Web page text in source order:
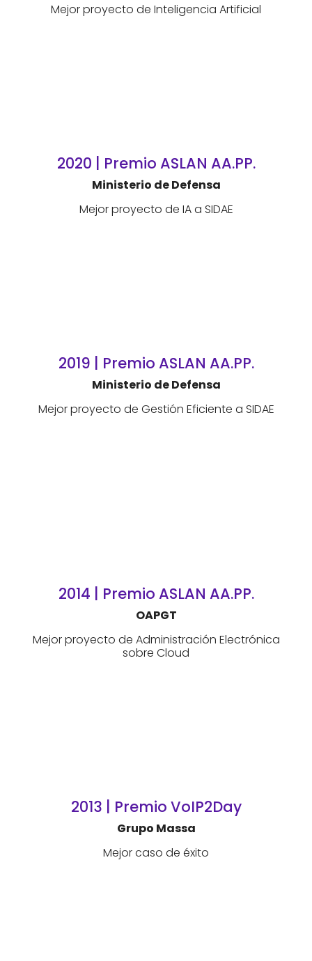
Mejor proyecto de Inteligencia Artificial
2020 | Premio ASLAN AA.PP.
Ministerio de Defensa
Mejor proyecto de IA a SIDAE
2019 | Premio ASLAN AA.PP.
Ministerio de Defensa
Mejor proyecto de Gestión Eficiente a SIDAE
2014 | Premio ASLAN AA.PP.
OAPGT
Mejor proyecto de Administración Electrónica
sobre Cloud
2013 | Premio VoIP2Day
Grupo Massa
Mejor caso de éxito